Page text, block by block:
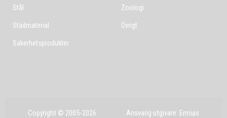
Stål
Städmaterial
Säkerhetsprodukter
Zoologi
Övrigt
Copyright © 2005-2026
Ansvarig utgivare: Ermias